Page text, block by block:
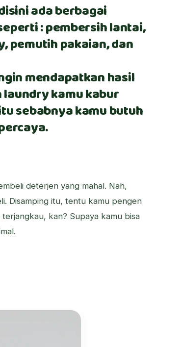
ada berbagai
: pembersih lantai,
pemutih pakaian, dan
mendapatkan hasil
laundry kamu kabur
sebabnya kamu butuh
deterjen yang mahal. Nah,
Disamping itu, tentu kamu pengen
kan? Supaya kamu bisa